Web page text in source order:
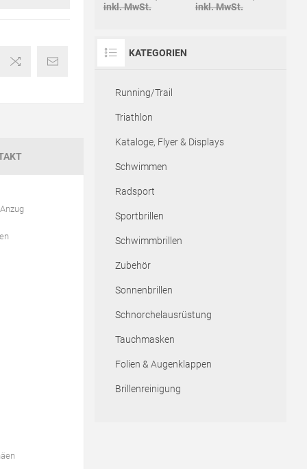
inkl. MwSt.
inkl. MwSt.
KATEGORIEN
Running/Trail
Triathlon
Kataloge, Flyer & Displays
Schwimmen
Radsport
Sportbrillen
Schwimmbrillen
Zubehör
Sonnenbrillen
Schnorchelausrüstung
Tauchmasken
Folien & Augenklappen
Brillenreinigung